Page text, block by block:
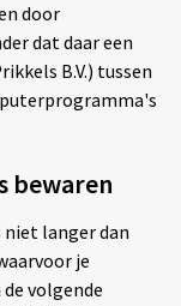
door
dat daar een
B.V.) tussen
bewaren
niet langer dan
je
volgende